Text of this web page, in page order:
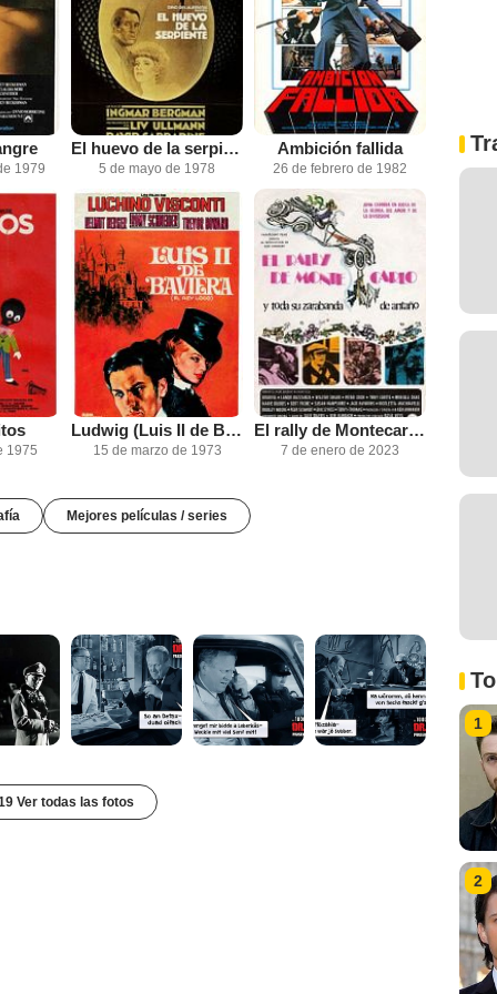
1979
El huevo de la serpiente
5 de mayo de 1978
Ambición fallida
26 de febrero de 1982
1975
Ludwig (Luis II de Baviera)
15 de marzo de 1973
El rally de Montecarlo y toda su zarabanda de antaño
7 de enero de 2023
Mejores películas / series
Ver todas las fotos
1
2